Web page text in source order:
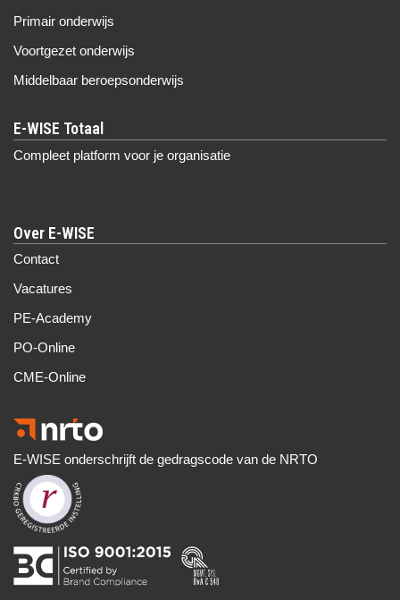
Primair onderwijs
Voortgezet onderwijs
Middelbaar beroepsonderwijs
Compleet platform voor je organisatie
Over E-WISE
Contact
Vacatures
PE-Academy
PO-Online
CME-Online
E-WISE onderschrijft de gedragscode van de NRTO